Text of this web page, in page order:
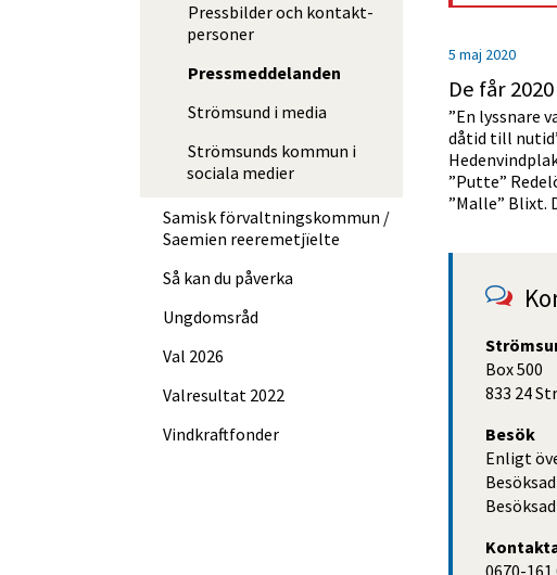
5 maj 2020
De får
”En lyssnare
dåtid till
”Putte”
”Malle” Blixt.
Box 500
833 24
Besök
Enligt
0670-161
Pressbilder och kontakt­
personer
Press­med­delan­den
Strömsund i media
Strömsunds kommun i
sociala medier
Samisk förvalt­nings­kommun /
Saemien reere­met­jïelte
Så kan du påverka
Ungdomsråd
Val 2026
Valresultat 2022
Vindkraftfonder